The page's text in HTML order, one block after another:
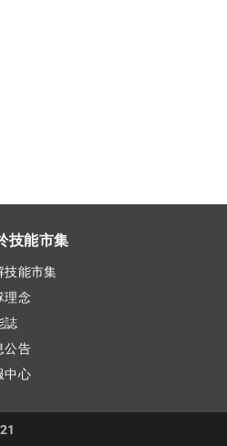
技能市集
技能市集
理念
誌
公告
中心